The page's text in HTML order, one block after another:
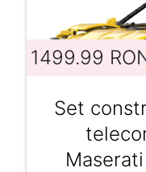
1499.99
Set